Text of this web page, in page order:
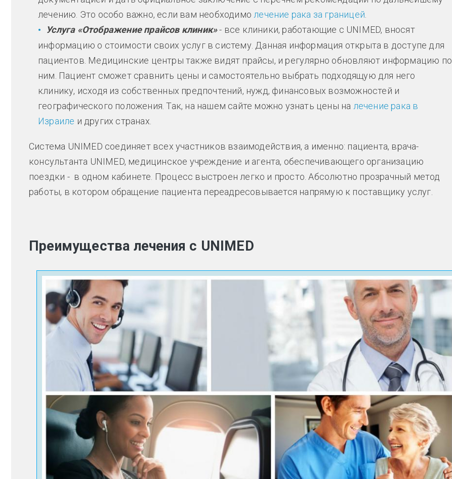
лечению. Это особо важно, если вам необходимо лечение рака за границей
Услуга «Отображение прайсов клиник» - все клиники, работающие с UNIMED, вносят
информацию о стоимости своих услуг в систему. Данная информация открыта в доступе для
пациентов. Медицинские центры также видят прайсы, и регулярно обновляют информацию по
ним. Пациент сможет сравнить цены и самостоятельно выбрать подходящую для него
клинику, исходя из собственных предпочтений, нужд, финансовых возможностей и
географического положения. Так, на нашем сайте можно узнать цены на лечение рака в
Израиле и других странах.
Система UNIMED соединяет всех участников взаимодействия, а именно: пациента, врача-
консультанта UNIMED, медицинское учреждение и агента, обеспечивающего организацию
поездки - в одном кабинете. Процесс выстроен легко и просто. Абсолютно прозрачный метод
работы, в котором обращение пациента переадресовывается напрямую к поставщику услуг.
Преимущества лечения с UNIMED